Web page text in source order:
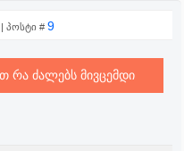
| პოსტი # 9
რა ძალებს მივცემდი